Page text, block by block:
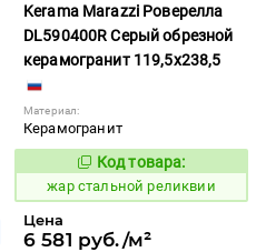
Kerama Marazzi Роверелла
DL590400R Серый обрезной
керамогранит 119,5x238,5
Материал:
Керамогранит
371455
Код товара:
жар стальной реликвии
Цена
6 581 руб./м²